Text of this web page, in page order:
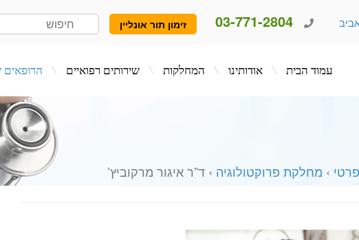
03-771-2804 זימון תור אונליין
› מחלקת פרוקטולוגיה › ד”ר איגור מרקוביץ’